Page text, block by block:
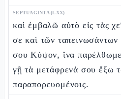
SEPTUAGINTA (LXX)
καὶ ἐμβαλῶ αὐτὸ εἰς τὰς
σε καὶ τῶν
σου Κύψον, ἵνα
γῇ τὰ μετάφρενά σου ἔξω
παραπορευομένοις.